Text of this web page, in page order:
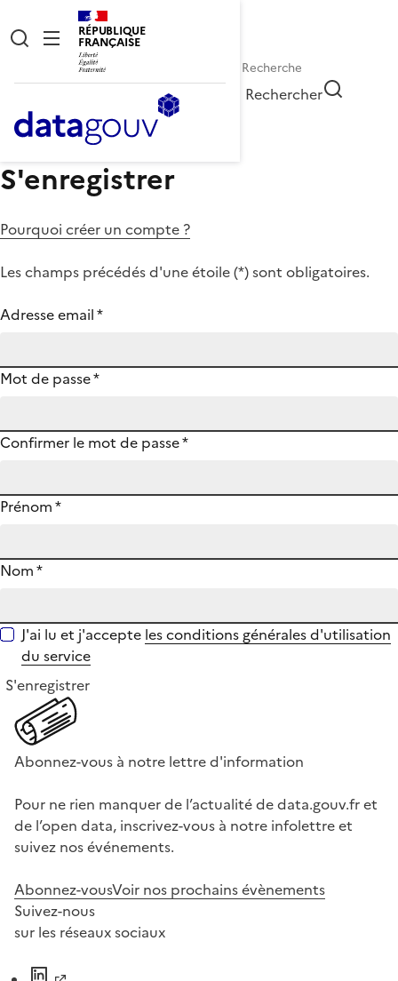
RÉPUBLIQUE
FRANÇAISE
Rechercher
S'enregistrer
Pourquoi créer un compte ?
Les champs précédés d'une étoile (*) sont obligatoires.
Adresse email*
Mot de passe*
Confirmer le mot de passe*
Prénom*
Nom*
J'ai lu et j'accepte les conditions générales d'utilisation
du service
S'enregistrer
Abonnez-vous à notre lettre d'information
Pour ne rien manquer de l’actualité de data.gouv.fr et
de l’open data, inscrivez-vous à notre infolettre et
suivez nos événements.
Abonnez-vousVoir nos prochains évènements
Suivez-nous
sur les réseaux sociaux